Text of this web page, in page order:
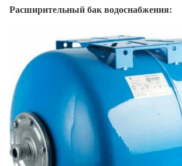
Расширительный бак водоснабжения: